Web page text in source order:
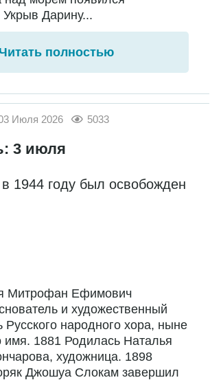
Укрыв Дарину...
Читать полностью
Июля 2026 5033
3 июля
1944 году был освобожден
Митрофан Ефимович
и художественный
Русского народного хора, ныне
имя. 1881 Родилась Наталья
художница. 1898
Джошуа Слокам завершил